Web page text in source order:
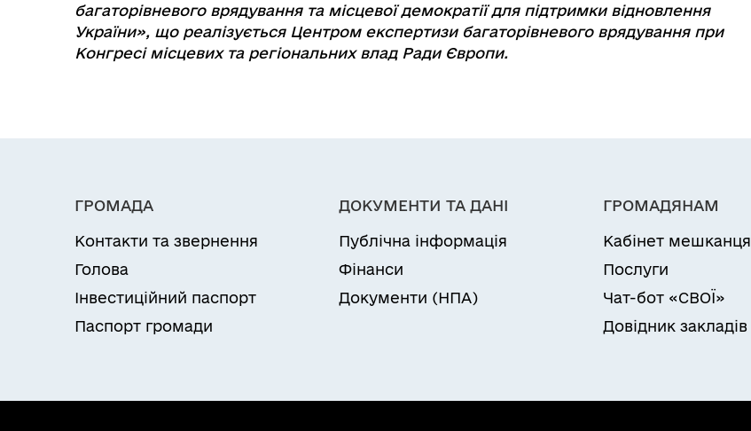
багаторівневого врядування та місцевої демократії для підтримки відновлення
України», що реалізується Центром експертизи багаторівневого врядування при
Конгресі місцевих та регіональних влад Ради Європи.
ГРОМАДА
Контакти та звернення
Голова
Інвестиційний паспорт
Паспорт громади
ДОКУМЕНТИ ТА ДАНІ
Публічна інформація
Фінанси
Документи (НПА)
ГРОМАДЯНАМ
Кабінет мешканця
Послуги
Чат-бот «СВОЇ»
Довідник закладів